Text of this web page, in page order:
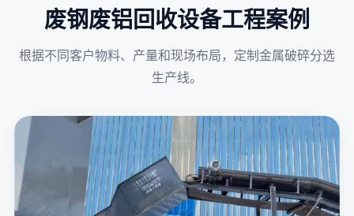
废钢废铝回收设备工程案例
根据不同客户物料、产量和现场布局，定制金属破碎分选
生产线。